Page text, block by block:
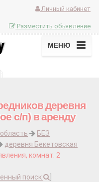
Личный кабинет
Разместить объявление
МЕНЮ
деревня
с/п) в аренду
БЕЗ
деревня Бекетовская
комнат: 2
поиск